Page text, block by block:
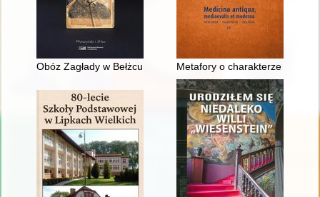
Obóz Zagłady w Bełżcu : w relacjach ocalonych i zeznaniach
Metafory o charakterze